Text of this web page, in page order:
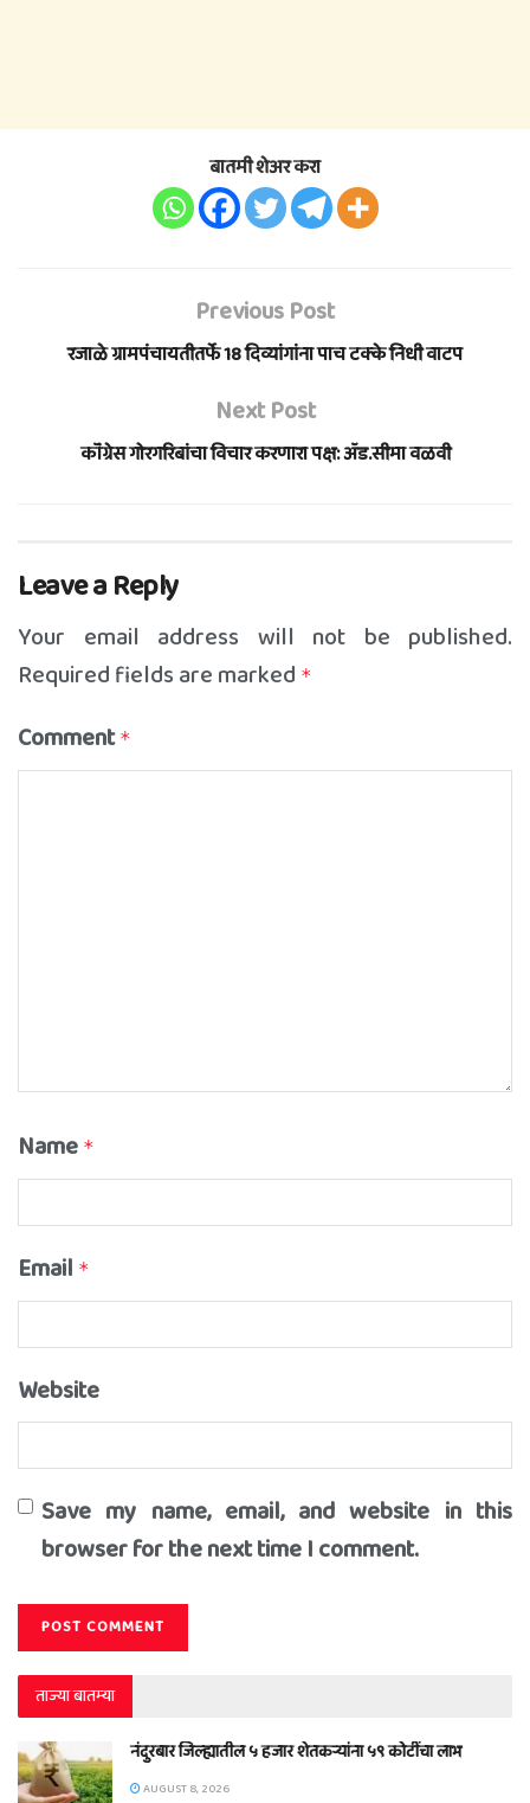
बातमी शेअर करा
Previous Post
रजाळे ग्रामपंचायतीतर्फे 18 दिव्यांगांना पाच टक्के निधी वाटप
Next Post
कॉंग्रेस गोरगरिबांचा विचार करणारा पक्ष: ॲड.सीमा वळवी
Leave a Reply
Your email address will not be published.
Required fields are marked *
Comment *
Name *
Email *
Website
Save my name, email, and website in this
browser for the next time I comment.
ताज्या बातम्या
नंदुरबार जिल्ह्यातील ५ हजार शेतकऱ्यांना ५९ कोटींचा लाभ
AUGUST 8, 2026